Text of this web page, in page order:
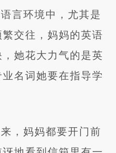
环境中，尤其是
交往，妈妈的英语
她花大力气的是英
名词她要在指导学
妈妈都要开门前